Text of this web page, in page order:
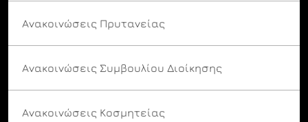
Ανακοινώσεις Πρυτανείας
Ανακοινώσεις Συμβουλίου Διοίκησης
Ανακοινώσεις Κοσμητείας